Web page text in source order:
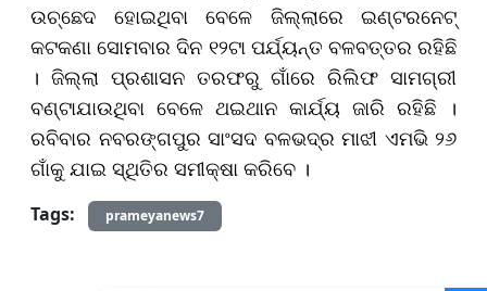
ଉଚ୍ଛେଦ ହୋଇଥିବା ବେଳେ ଜିଲ୍ଲାରେ ଇଣ୍ଟରନେଟ୍
କଟକଣା ସୋମବାର ଦିନ ୧୨ଟା ପର୍ଯ୍ୟନ୍ତ ବଳବତ୍ତର ରହିଛି
। ଜିଲ୍ଲା ପ୍ରଶାସନ ତରଫରୁ ଗାଁରେ ରିଲିଫ ସାମଗ୍ରୀ
ବଣ୍ଟାଯାଉଥିବା ବେଳେ ଥଇଥାନ କାର୍ଯ୍ୟ ଜାରି ରହିଛି ।
ରବିବାର ନବରଙ୍ଗପୁର ସାଂସଦ ବଳଭଦ୍ର ମାଝୀ ଏମଭି ୨୬
ଗାଁକୁ ଯାଇ ସ୍ଥିତିର ସମୀକ୍ଷା କରିବେ ।
Tags: prameyanews7